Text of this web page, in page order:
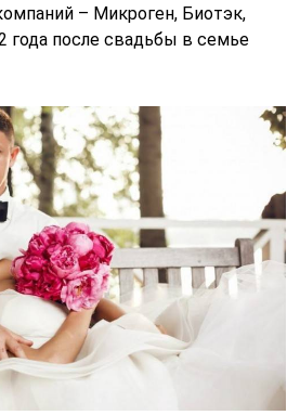
– Микроген, Биотэк,
года после свадьбы в семье